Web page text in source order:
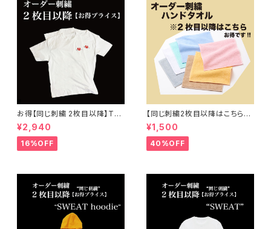
お得【同じ刺繍 2枚目以降】Tシ
ャツ オーダー 刺繍 ( メンズ 、 レ
ディース ) 大人 子供
¥2,940
16%OFF
【同じ刺繍2枚目以降はこちら】
オーダー刺繍 "両面パイル"ハン
ドタオル
¥1,500
40%OFF